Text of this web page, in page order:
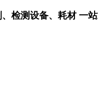
检测设备、耗材 一